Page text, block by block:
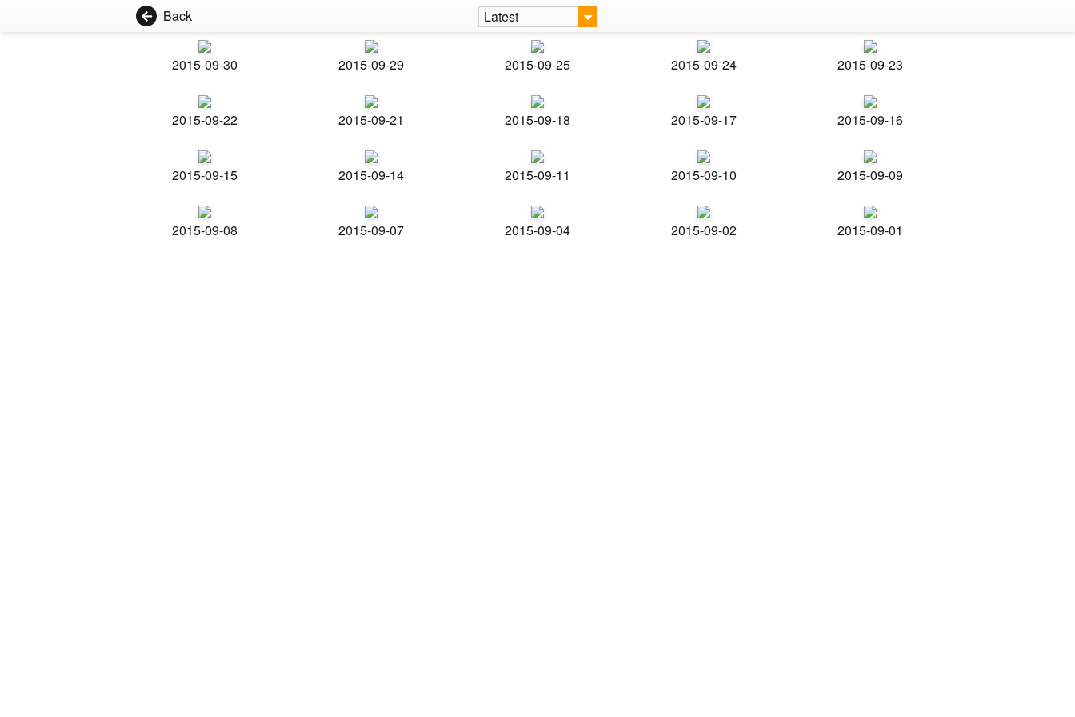
Back Latest
2015-09-30 2015-09-29 2015-09-25 2015-09-24 2015-09-23
2015-09-22 2015-09-21 2015-09-18 2015-09-17 2015-09-16
2015-09-15 2015-09-14 2015-09-11 2015-09-10 2015-09-09
2015-09-08 2015-09-07 2015-09-04 2015-09-02 2015-09-01